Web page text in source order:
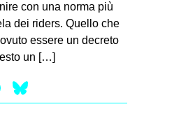
AMBIENTE
ANTIFASCISMO
ALL’ABITARE
GENERI
MIGRAZIONI
con una norma più
dei riders. Quello che
essere un decreto
un […]
Facebook